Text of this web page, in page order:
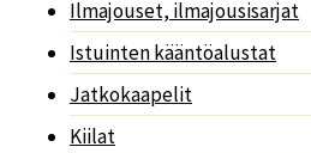
Ilmajouset, ilmajousisarjat
Istuinten kääntöalustat
Jatkokaapelit
Kiilat